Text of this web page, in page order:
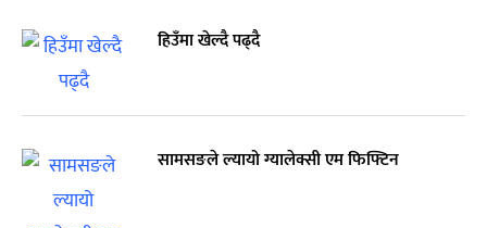
हिउँमा खेल्दै पढ्दै
सामसङले ल्यायो ग्यालेक्सी एम फिफ्टिन